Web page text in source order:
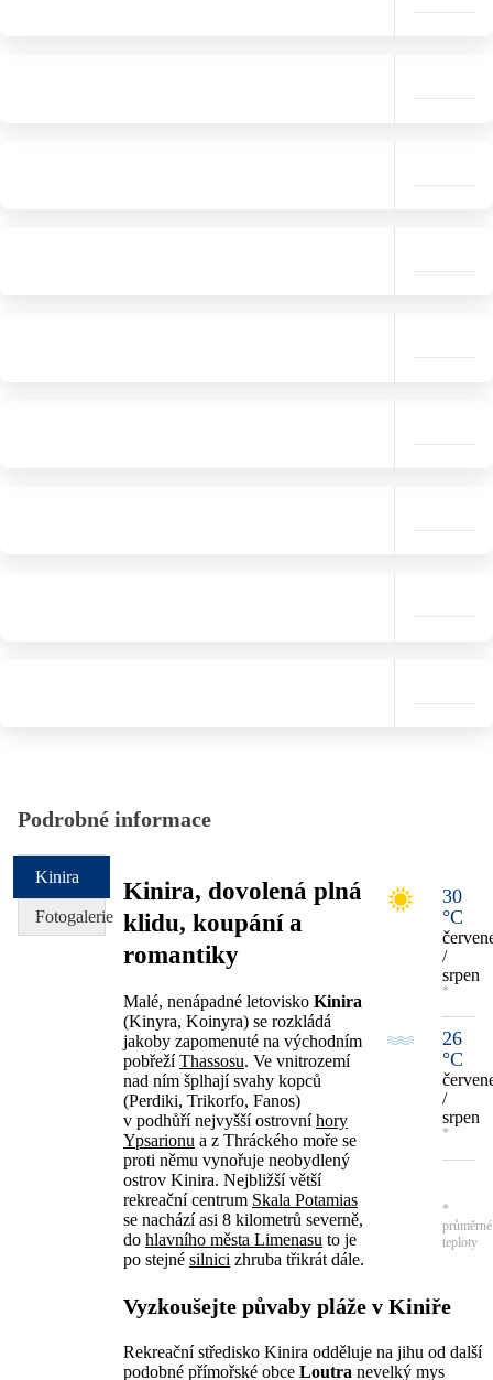
Podrobné informace
30
°C
/
srpen
*
26
°C
/
srpen
*
*
průměrné
teploty
Kinira, dovolená plná
klidu, koupání a
romantiky
Malé, nenápadné letovisko Kinira
(Kinyra, Koinyra) se rozkládá
jakoby zapomenuté na východním
pobřežíThassosu. Ve vnitrozemí
nad ním šplhají svahy kopců
(Perdiki, Trikorfo, Fanos)
v podhůří nejvyšší ostrovníhory
Ypsarionu a z Thráckého moře se
proti němu vynořuje neobydlený
ostrov Kinira. Nejbližší větší
rekreační centrum Skala Potamias
se nachází asi 8 kilometrů severně,
do hlavního města Limenasu to je
po stejné silnici zhruba třikrát dále.
Vyzkoušejte půvaby pláže v Kiniře
Rekreační středisko Kinira odděluje na jihu od další
podobné přímořské obce Loutra nevelký mys
Kinira
Fotogalerie